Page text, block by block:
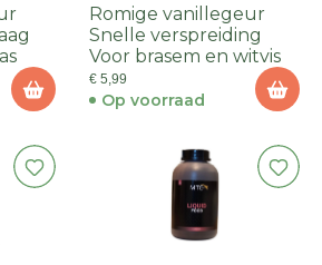
Romige vanillegeur
Snelle verspreiding
Voor brasem en witvis
€ 5,99
Op voorraad